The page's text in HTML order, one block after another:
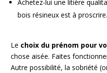
Achetez-lui une litière
bois résineux est à proscrire.
Le choix du prénom pour
chose aisée. Faites
Autre possibilité, la sobriété